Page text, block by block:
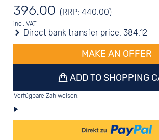
396.00 (RRP: 440.00)
incl. VAT
Direct bank transfer price:384.12
MAKE AN OFFER
ADD TO SHOPPING
Verfügbare Zahlweisen: